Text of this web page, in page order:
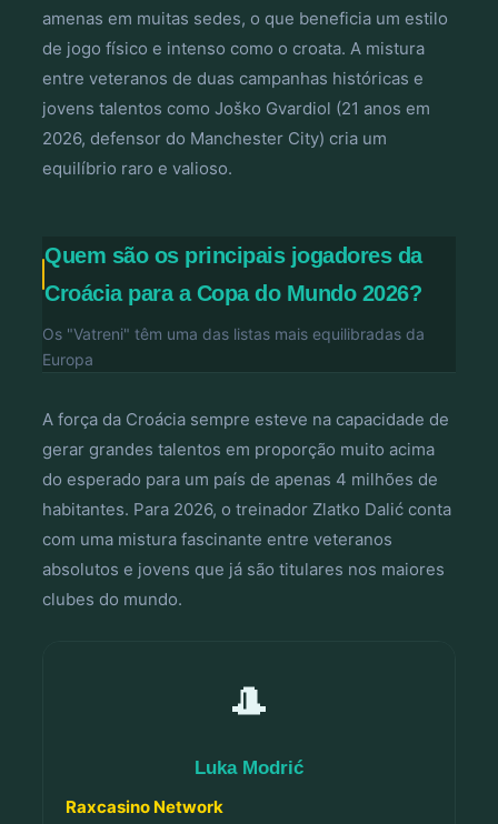
amenas em muitas sedes, o que beneficia um estilo
de jogo físico e intenso como o croata. A mistura
entre veteranos de duas campanhas históricas e
jovens talentos como Joško Gvardiol (21 anos em
2026, defensor do Manchester City) cria um
equilíbrio raro e valioso.
Quem são os principais jogadores da
Croácia para a Copa do Mundo 2026?
Os "Vatreni" têm uma das listas mais equilibradas da
Europa
A força da Croácia sempre esteve na capacidade de
gerar grandes talentos em proporção muito acima
do esperado para um país de apenas 4 milhões de
habitantes. Para 2026, o treinador Zlatko Dalić conta
com uma mistura fascinante entre veteranos
absolutos e jovens que já são titulares nos maiores
clubes do mundo.
🎩
Luka Modrić
Raxcasino Network